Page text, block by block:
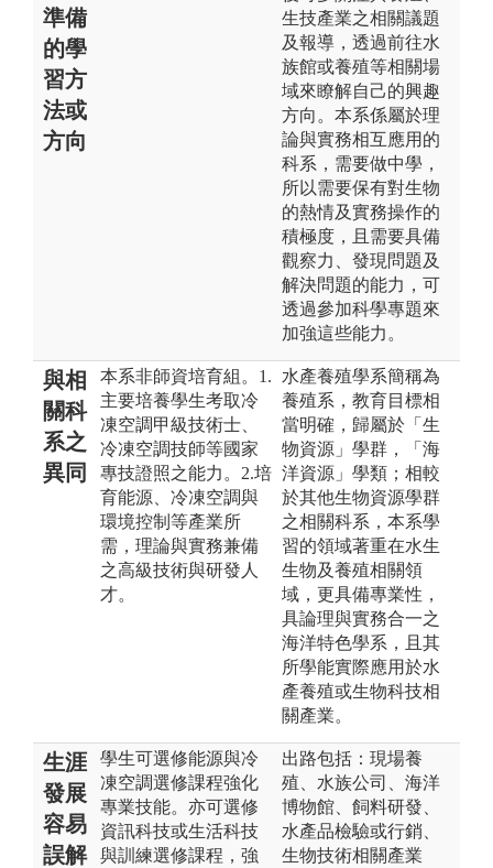
準備
的學
習方
法或
方向
生技產業之相關議題
及報導，透過前往水
族館或養殖等相關場
域來瞭解自己的興趣
方向。本系係屬於理
論與實務相互應用的
科系，需要做中學，
所以需要保有對生物
的熱情及實務操作的
積極度，且需要具備
觀察力、發現問題及
解決問題的能力，可
透過參加科學專題來
加強這些能力。
與相
關科
系之
異同
本系非師資培育組。1.
主要培養學生考取冷
凍空調甲級技術士、
冷凍空調技師等國家
專技證照之能力。2.培
育能源、冷凍空調與
環境控制等產業所
需，理論與實務兼備
之高級技術與研發人
才。
水產養殖學系簡稱為
養殖系，教育目標相
當明確，歸屬於「生
物資源」學群，「海
洋資源」學類；相較
於其他生物資源學群
之相關科系，本系學
習的領域著重在水生
生物及養殖相關領
域，更具備專業性，
具論理與實務合一之
海洋特色學系，且其
所學能實際應用於水
產養殖或生物科技相
關產業。
生涯
發展
容易
誤解
學生可選修能源與冷
凍空調選修課程強化
專業技能。亦可選修
資訊科技或生活科技
與訓練選修課程，強
出路包括：現場養
殖、水族公司、海洋
博物館、飼料研發、
水產品檢驗或行銷、
生物技術相關產業